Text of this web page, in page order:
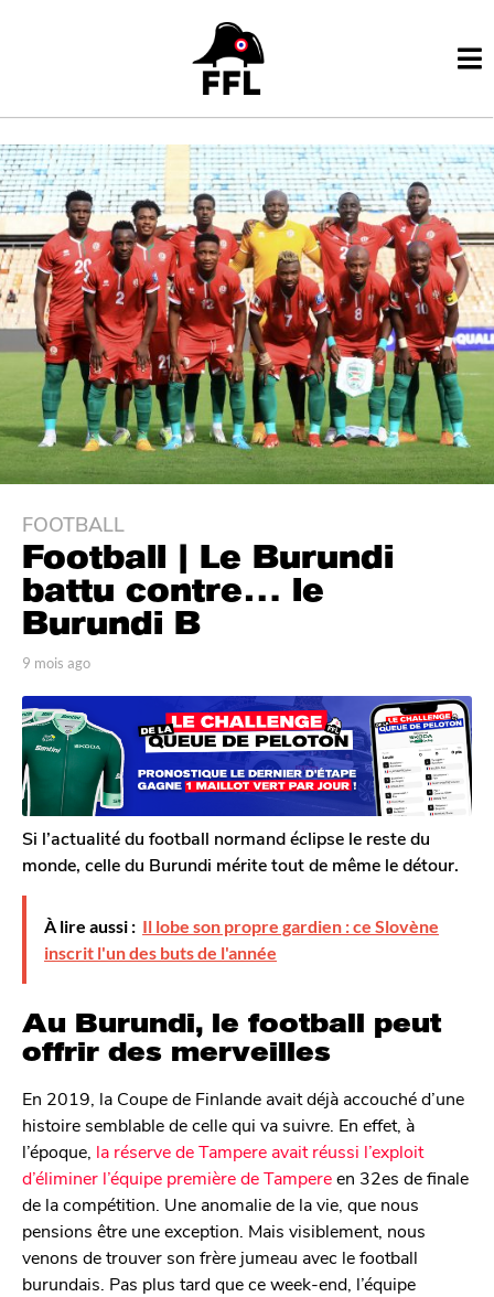
9
m
o
i
s
a
o
9
m
o
i
s
a
g
FOOTBALL
Football | Le Burundi
battu contre… le
Burundi B
p
r
T
o
m
G
a
l
r
o
9 mois ago
i
s
g
o
Si l’actualité du football normand éclipse le reste du
monde, celle du Burundi mérite tout de même le détour.
À lire aussi : Il lobe son propre gardien : ce Slovène
inscrit l'un des buts de l'année
Au Burundi, le football peut
offrir des merveilles
En 2019, la Coupe de Finlande avait déjà accouché d’une
histoire semblable de celle qui va suivre. En effet, à
l’époque, la réserve de Tampere avait réussi l’exploit
d’éliminer l’équipe première de Tampereen 32es de finale
de la compétition. Une anomalie de la vie, que nous
pensions être une exception. Mais visiblement, nous
venons de trouver son frère jumeau avec le football
burundais. Pas plus tard que ce week-end, l’équipe